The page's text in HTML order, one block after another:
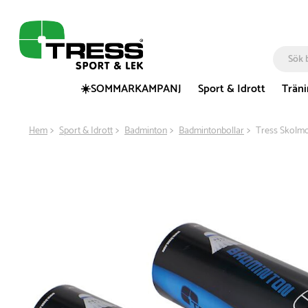
☀️SOMMARKAMPANJ
Sport & Idrott
Hem Sport & Idrott Badminton Badmintonbollar Tress